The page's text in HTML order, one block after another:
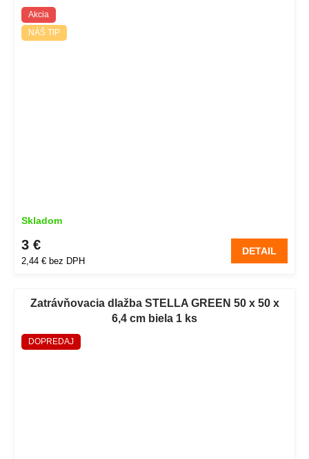
Akcia
NÁŠ TIP
Skladom
2,44 € bez DPH
3 € DETAIL
Zatrávňovacia dlažba STELLA GREEN 50 x 50 x
6,4 cm biela 1 ks
DOPREDAJ